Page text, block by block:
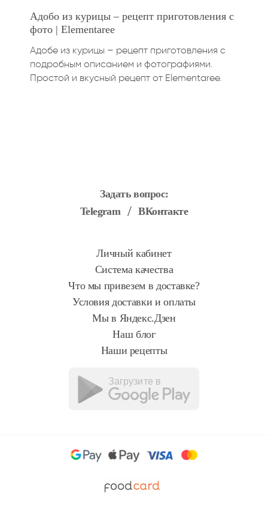
Адобо из курицы – рецепт приготовления с
фото | Elementaree
Адобе из курицы – рецепт приготовления с
подробным описанием и фотографиями.
Простой и вкусный рецепт от Elementaree.
Задать вопрос:
Telegram
ВКонтакте
Личный кабинет
Система качества
Что мы привезем в доставке?
Условия доставки и оплаты
Мы в Яндекс.Дзен
Наш блог
Наши рецепты